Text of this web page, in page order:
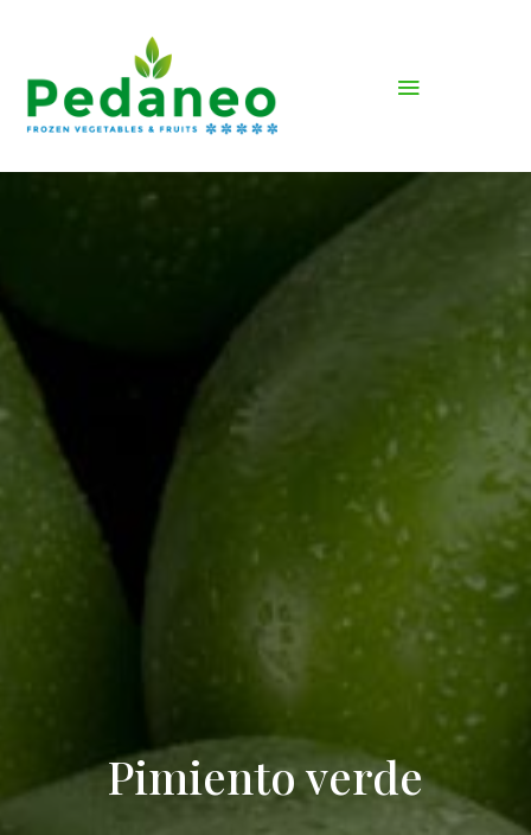
Pimiento verde